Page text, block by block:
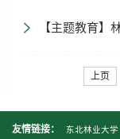
上页
友情链接： 东北林业大学